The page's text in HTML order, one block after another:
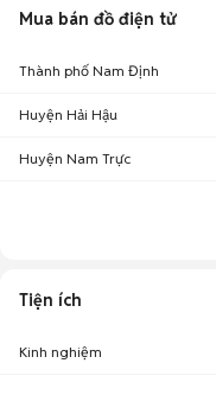
Mua bán đồ điện tử
Thành phố Nam Định
Huyện Hải Hậu
Huyện Nam Trực
Tiện ích
Kinh nghiệm